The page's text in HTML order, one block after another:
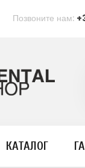
Позвоните нам:
КАТАЛОГ